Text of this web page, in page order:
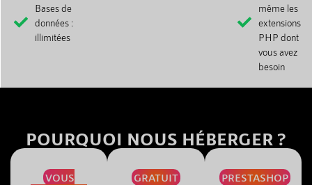
Bases de
données :
illimitées
même les
extensions
PHP dont
vous avez
besoin
POURQUOI NOUS HÉBERGER ?
VOUS
GRATUIT
PRESTASHOP